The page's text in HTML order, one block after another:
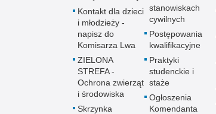
Kontakt dla dzieci
i młodzieży -
napisz do
Komisarza Lwa
ZIELONA
STREFA -
Ochrona zwierząt
i środowiska
Skrzynka
stanowiskach
cywilnych
Postępowania
kwalifikacyjne
Praktyki
studenckie i
staże
Ogłoszenia
Komendanta